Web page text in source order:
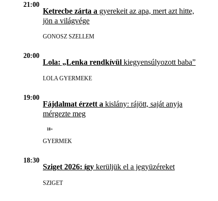
21:00
Ketrecbe zárta a gyerekeit az apa, mert azt hitte,
jön a világvége
GONOSZ SZELLEM
20:00
Lola: „Lenka rendkívül kiegyensúlyozott baba”
LOLA GYERMEKE
19:00
Fájdalmat érzett a kislány: rájött, saját anyja
mérgezte meg
18+
GYERMEK
18:30
Sziget 2026: így kerüljük el a jegyüzéreket
SZIGET